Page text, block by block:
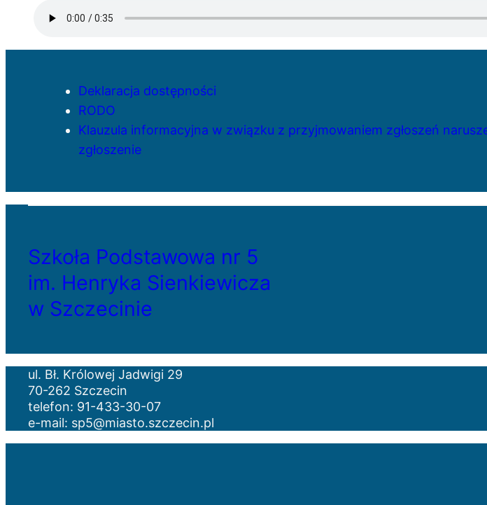
Deklaracja dostępności
RODO
Klauzula informacyjna w związku z przyjmowaniem zgłoszeń
zgłoszenie
Szkoła Podstawowa nr 5
im. Henryka Sienkiewicza
w Szczecinie
ul. Bł. Królowej Jadwigi 29
70-262 Szczecin
telefon: 91-433-30-07
e-mail: sp5@miasto.szczecin.pl